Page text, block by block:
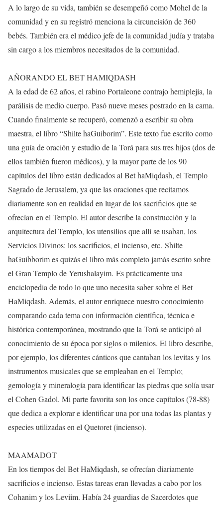
A lo largo de su vida, también se desempeñó como Mohel de la
comunidad y en su registró menciona la circuncisión de 360 ​​
bebés. También era el médico jefe de la comunidad judía y trataba
sin cargo a los miembros necesitados de la comunidad.
AÑORANDO EL BET HAMIQDASH
A la edad de 62 años, el rabino Portaleone contrajo hemiplejia, la
parálisis de medio cuerpo. Pasó nueve meses postrado en la cama.
Cuando finalmente se recuperó, comenzó a escribir su obra
maestra, el libro “Shilte haGuiborim”. Este texto fue escrito como
una guía de oración y estudio de la Torá para sus tres hijos (dos de
ellos también fueron médicos), y la mayor parte de los 90
capítulos del libro están dedicados al Bet haMiqdash, el Templo
Sagrado de Jerusalem, ya que las oraciones que recitamos
diariamente son en realidad en lugar de los sacrificios que se
ofrecían en el Templo. El autor describe la construcción y la
arquitectura del Templo, los utensilios que allí se usaban, los
Servicios Divinos: los sacrificios, el incienso, etc. Shilte
haGuibborim es quizás el libro más completo jamás escrito sobre
el Gran Templo de Yerushalayim. Es prácticamente una
enciclopedia de todo lo que uno necesita saber sobre el Bet
HaMiqdash. Además, el autor enriquece nuestro conocimiento
comparando cada tema con información científica, técnica e
histórica contemporánea, mostrando que la Torá se anticipó al
conocimiento de su época por siglos o milenios. El libro describe,
por ejemplo, los diferentes cánticos que cantaban los levitas y los
instrumentos musicales que se empleaban en el Templo;
gemología y mineralogía para identificar las piedras que solía usar
el Cohen Gadol. Mi parte favorita son los once capítulos (78-88)
que dedica a explorar e identificar una por una todas las plantas y
especies utilizadas en el Quetoret (incienso).
MAAMADOT
En los tiempos del Bet HaMiqdash, se ofrecían diariamente
sacrificios e incienso. Estas tareas eran llevadas a cabo por los
Cohanim y los Leviim. Había 24 guardias de Sacerdotes que